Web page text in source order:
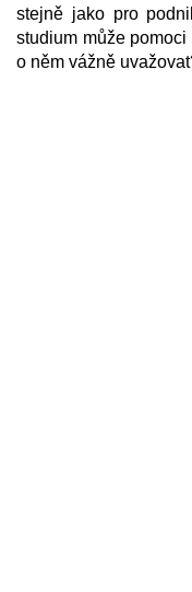
stejně jako pro
studium může
o něm vážně